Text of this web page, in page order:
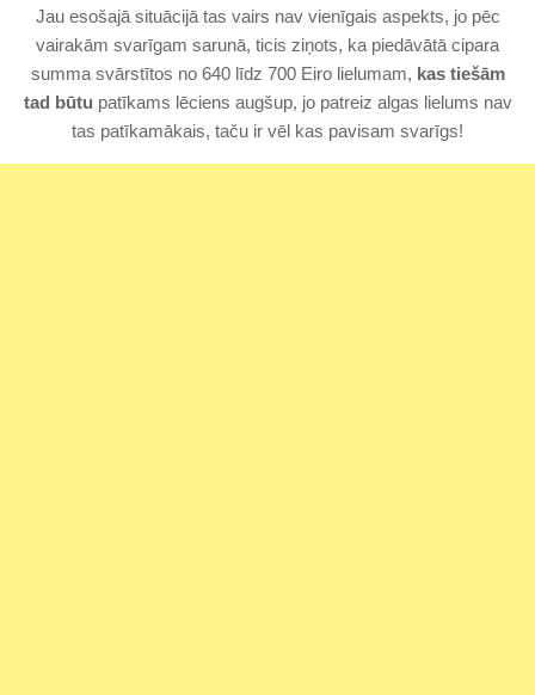
Jau esošajā situācijā tas vairs nav vienīgais aspekts, jo pēc
vairakām svarīgam sarunā, ticis ziņots, ka piedāvātā cipara
summa svārstītos no 640 līdz 700 Eiro lielumam, kas tiešām
tad būtu patīkams lēciens augšup, jo patreiz algas lielums nav
tas patīkamākais, taču ir vēl kas pavisam svarīgs!